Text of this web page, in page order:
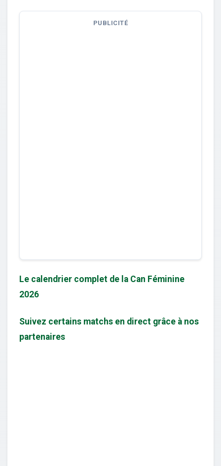
PUBLICITÉ
Le calendrier complet de la Can Féminine
2026
Suivez certains matchs en direct grâce à nos
partenaires